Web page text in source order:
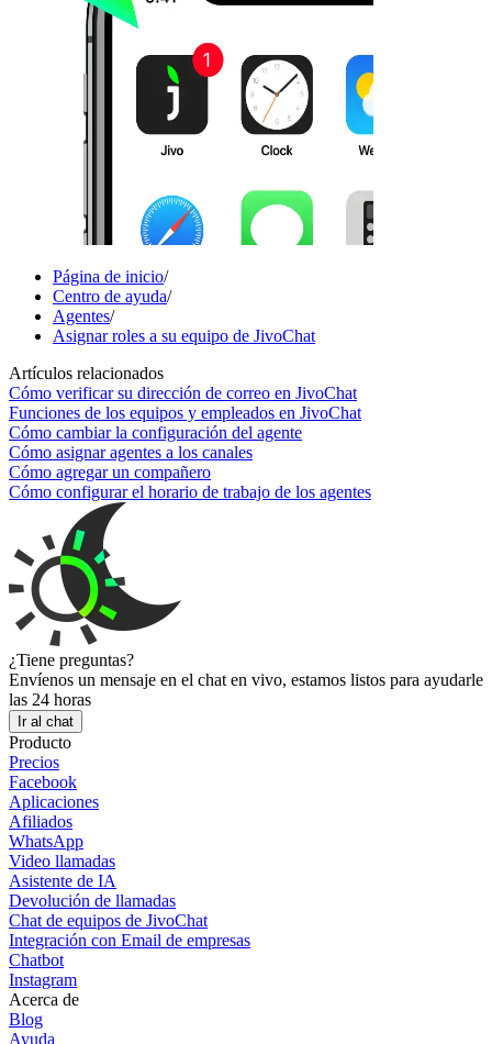
Página de inicio/
Centro de ayuda/
Agentes/
Asignar roles a su equipo de JivoChat
Artículos relacionados
Cómo verificar su dirección de correo en JivoChat
Funciones de los equipos y empleados en JivoChat
Cómo cambiar la configuración del agente
Cómo asignar agentes a los canales
Cómo agregar un compañero
Cómo configurar el horario de trabajo de los agentes
¿Tiene preguntas?
Envíenos un mensaje en el chat en vivo, estamos listos para ayudarle
las 24 horas
Ir al chat
Producto
Precios
Facebook
Aplicaciones
Afiliados
WhatsApp
Video llamadas
Asistente de IA
Devolución de llamadas
Chat de equipos de JivoChat
Integración con Email de empresas
Chatbot
Instagram
Acerca de
Blog
Ayuda